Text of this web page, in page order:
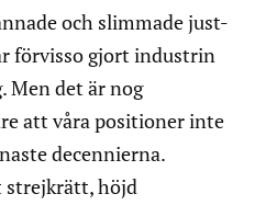
och slimmade just-
förvisso gjort industrin
Men det är nog
att våra positioner inte
decennierna.
strejkrätt, höjd